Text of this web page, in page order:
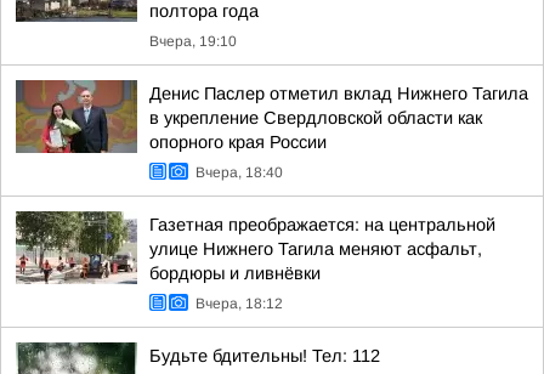
полтора года
Вчера, 19:10
Денис Паслер отметил вклад Нижнего Тагила
в укрепление Свердловской области как
опорного края России
Вчера, 18:40
Газетная преображается: на центральной
улице Нижнего Тагила меняют асфальт,
бордюры и ливнёвки
Вчера, 18:12
Будьте бдительны! Тел: 112